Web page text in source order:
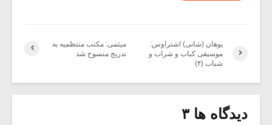
میثمی: مکتب منتظمیه به
تدریج منسوخ شد
یوهان (شانی) اشتراوس:
موسیقی کباب و شراب و
شباب (۴)
دیدگاه ها ۳